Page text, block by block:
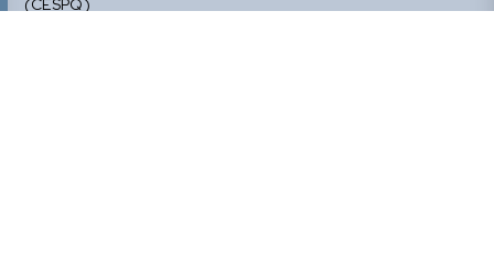
Comisión Estatal del Sistema Penitenciario de Querétaro